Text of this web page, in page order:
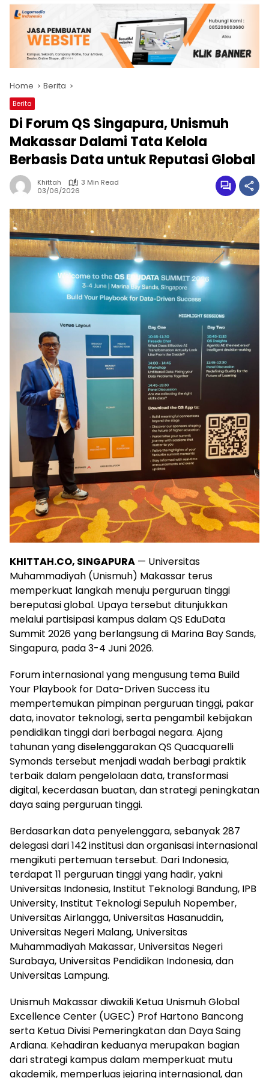
Home Berita
Berita
Di Forum QS Singapura, Unismuh
Makassar Dalami Tata Kelola
Berbasis Data untuk Reputasi Global
Khittah
3 Min Read
03/06/2026
KHITTAH.CO, SINGAPURA — Universitas
Muhammadiyah (Unismuh) Makassar terus
memperkuat langkah menuju perguruan tinggi
bereputasi global. Upaya tersebut ditunjukkan
melalui partisipasi kampus dalam QS EduData
Summit 2026 yang berlangsung di Marina Bay Sands,
Singapura, pada 3-4 Juni 2026.
Forum internasional yang mengusung tema Build
Your Playbook for Data-Driven Success itu
mempertemukan pimpinan perguruan tinggi, pakar
data, inovator teknologi, serta pengambil kebijakan
pendidikan tinggi dari berbagai negara. Ajang
tahunan yang diselenggarakan QS Quacquarelli
Symonds tersebut menjadi wadah berbagi praktik
terbaik dalam pengelolaan data, transformasi
digital, kecerdasan buatan, dan strategi peningkatan
daya saing perguruan tinggi.
Berdasarkan data penyelenggara, sebanyak 287
delegasi dari 142 institusi dan organisasi internasional
mengikuti pertemuan tersebut. Dari Indonesia,
terdapat 11 perguruan tinggi yang hadir, yakni
Universitas Indonesia, Institut Teknologi Bandung, IPB
University, Institut Teknologi Sepuluh Nopember,
Universitas Airlangga, Universitas Hasanuddin,
Universitas Negeri Malang, Universitas
Muhammadiyah Makassar, Universitas Negeri
Surabaya, Universitas Pendidikan Indonesia, dan
Universitas Lampung.
Unismuh Makassar diwakili Ketua Unismuh Global
Excellence Center (UGEC) Prof Hartono Bancong
serta Ketua Divisi Pemeringkatan dan Daya Saing
Ardiana. Kehadiran keduanya merupakan bagian
dari strategi kampus dalam memperkuat mutu
akademik, memperluas jejaring internasional, dan